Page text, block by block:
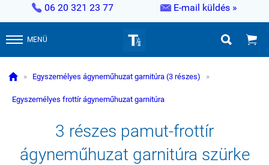
 06 20 321 23 77  E-mail küldés »
MENÜ  
 » Egyszemélyes ágyneműhuzat garnitúra (3 részes) »
Egyszemélyes frottír ágyneműhuzat garnitúra
3 részes pamut-frottír
ágyneműhuzat garnitúra szürke